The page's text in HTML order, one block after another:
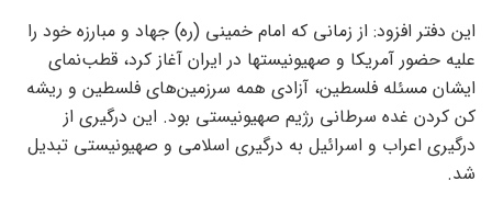
این دفتر افزود: از زمانی که امام خمینی (ره) جهاد و مبارزه خود را
علیه حضور آمریکا و صهیونیستها در ایران آغاز کرد، قطب‌نمای
ایشان مسئله فلسطین، آزادی همه سرزمین‌های فلسطین و ریشه
کن کردن غده سرطانی رژیم صهیونیستی بود. این درگیری از
درگیری اعراب و اسرائیل به درگیری اسلامی و صهیونیستی تبدیل
شد.